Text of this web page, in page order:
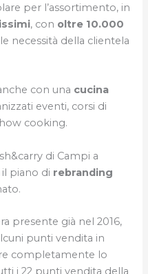
per l’assortimento, in
, con oltre 10.000
necessità della clientela
con una cucina
eventi, corsi di
cooking.
di Campi a
piano di rebranding
presente già nel 2016,
punti vendita in
completamente lo
i 22 punti vendita della